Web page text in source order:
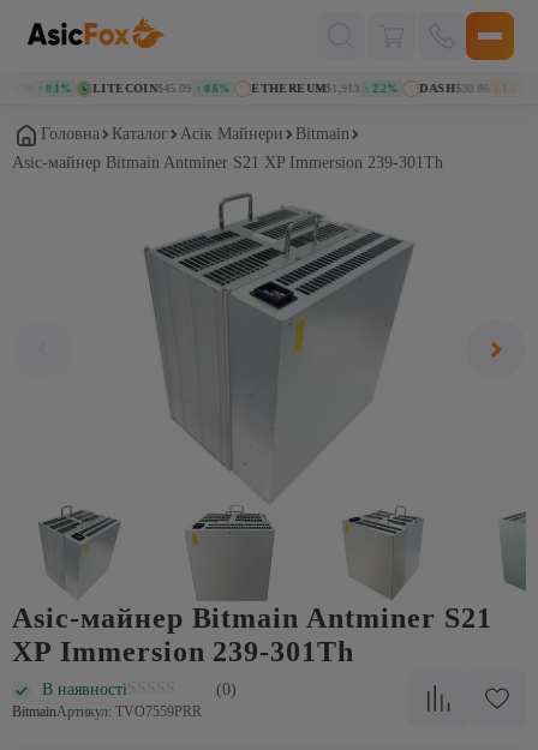
↑ 0.1% LITECOIN$45.09 ↑ 0.6% ETHEREUM$1,913 ↑ 2.2% DASH$30.86 ↓ 1.5%
Головна Каталог Асік Майнери
Bitmain
Asic-майнер Bitmain Antminer S21 XP Immersion 239-301Th
Asic-майнер Bitmain Antminer S21
XP Immersion 239-301Th
В наявності (0)
BitmainАртикул: TVO7559PRR